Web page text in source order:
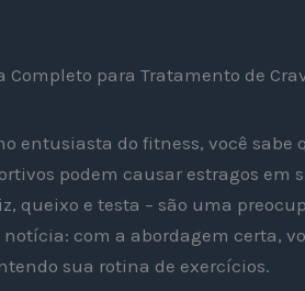
Completo para Tratamento de
entusiasta do fitness, você
podem causar estragos em
queixo e testa – são uma
notícia: com a abordagem certa,
sua rotina de exercícios.